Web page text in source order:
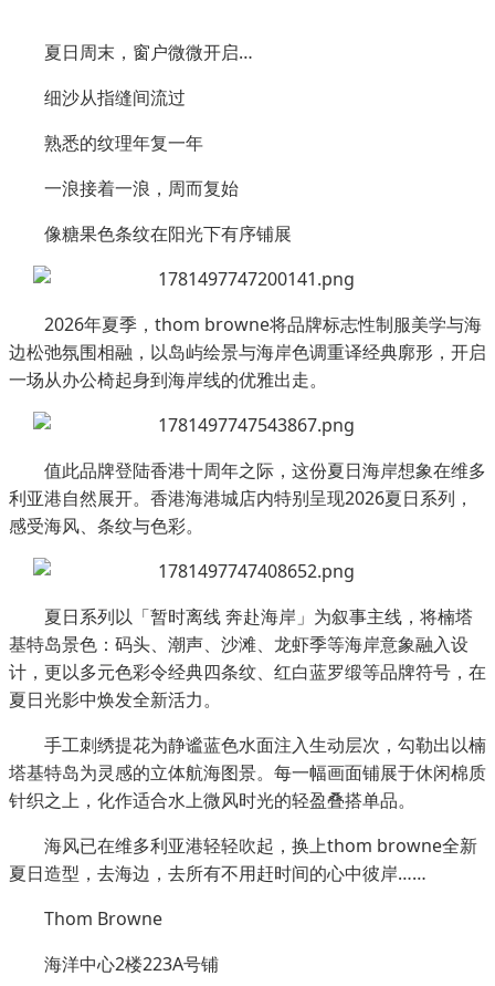
夏日周末，窗户微微开启…
细沙从指缝间流过
熟悉的纹理年复一年
一浪接着一浪，周而复始
像糖果色条纹在阳光下有序铺展
2026年夏季，thom browne将品牌标志性制服美学与海
边松弛氛围相融，以岛屿绘景与海岸色调重译经典廓形，开启
一场从办公椅起身到海岸线的优雅出走。
值此品牌登陆香港十周年之际，这份夏日海岸想象在维多
利亚港自然展开。香港海港城店内特别呈现2026夏日系列，
感受海风、条纹与色彩。
夏日系列以「暂时离线 奔赴海岸」为叙事主线，将楠塔
基特岛景色：码头、潮声、沙滩、龙虾季等海岸意象融入设
计，更以多元色彩令经典四条纹、红白蓝罗缎等品牌符号，在
夏日光影中焕发全新活力。
手工刺绣提花为静谧蓝色水面注入生动层次，勾勒出以楠
塔基特岛为灵感的立体航海图景。每一幅画面铺展于休闲棉质
针织之上，化作适合水上微风时光的轻盈叠搭单品。
海风已在维多利亚港轻轻吹起，换上thom browne全新
夏日造型，去海边，去所有不用赶时间的心中彼岸……
Thom Browne
海洋中心2楼223A号铺